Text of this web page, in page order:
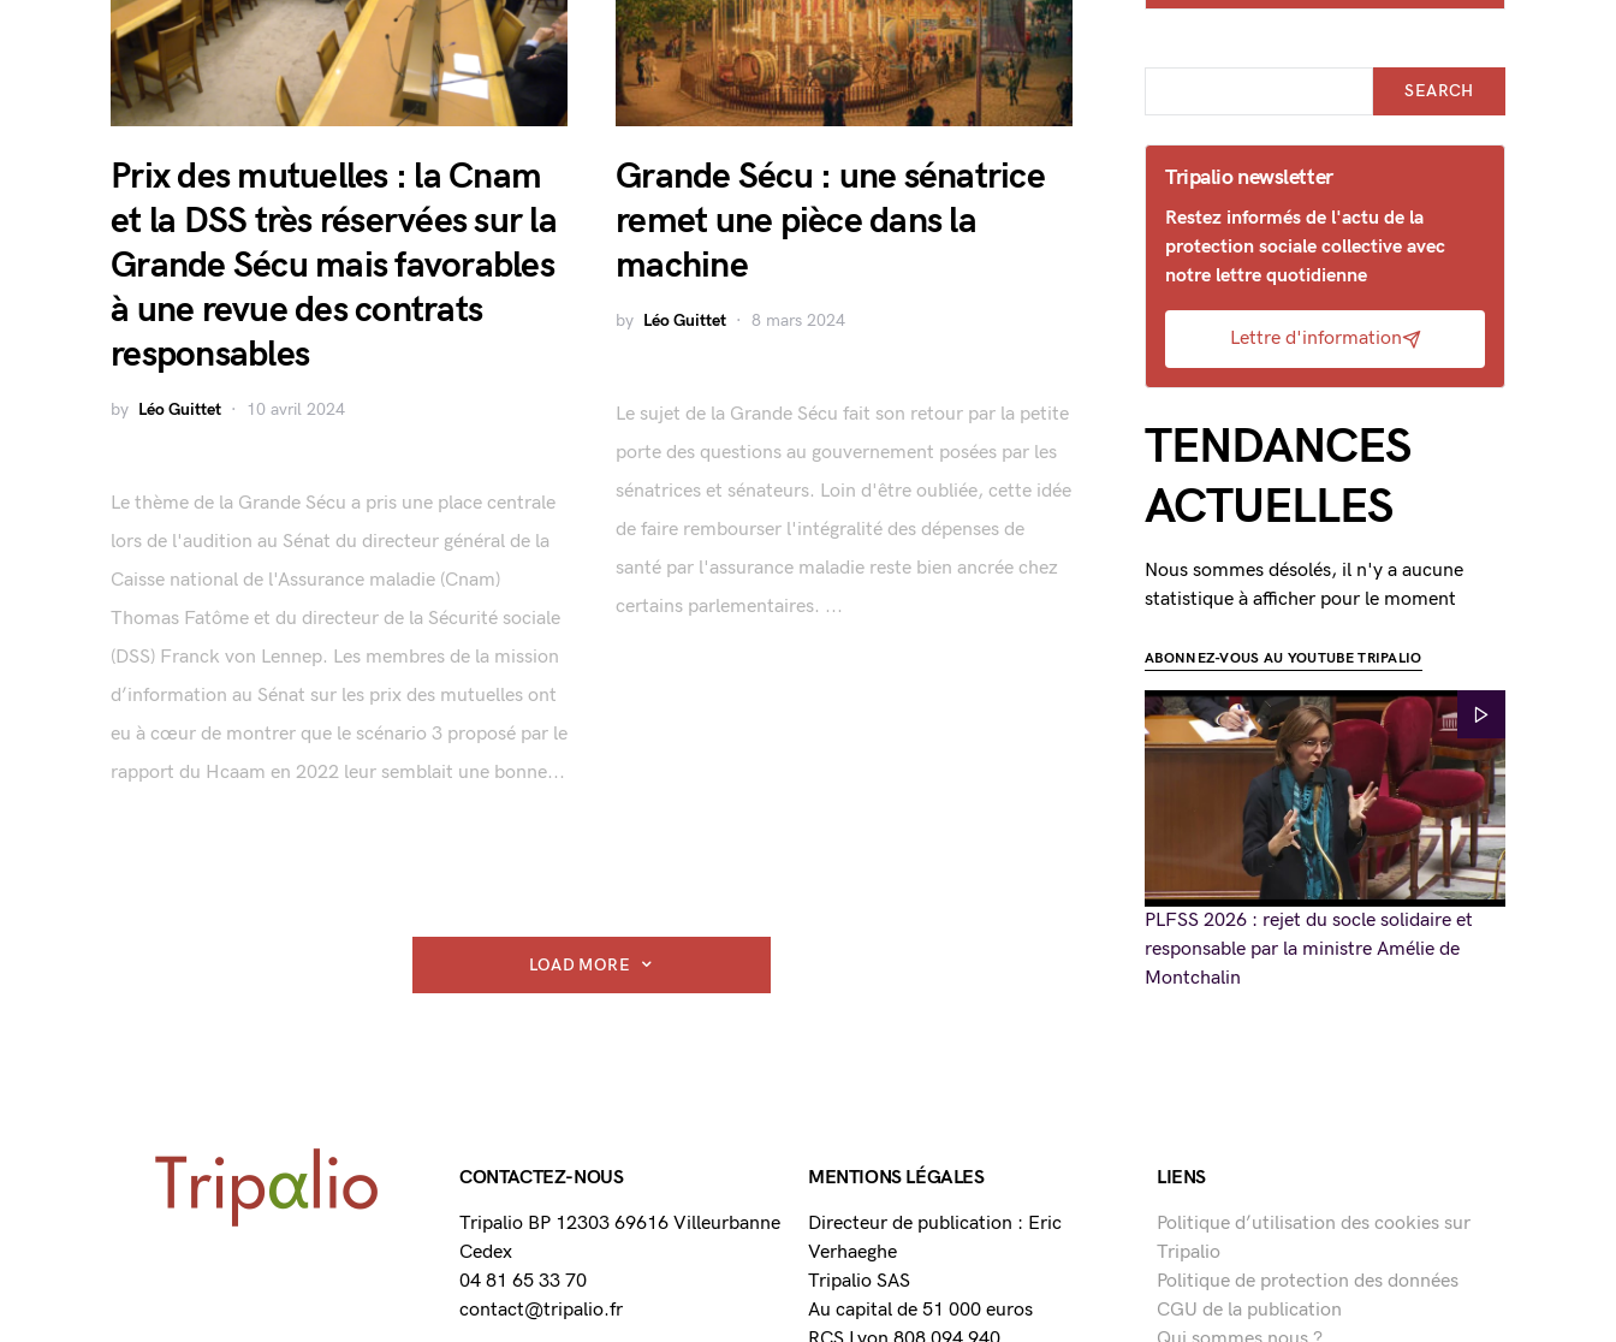
Prix des mutuelles : la Cnam
et la DSS très réservées sur la
Grande Sécu mais favorables
à une revue des contrats
responsables
by Léo Guittet 10 avril 2024
Le thème de la Grande Sécu a pris une place centrale
lors de l'audition au Sénat du directeur général de la
Caisse national de l'Assurance maladie (Cnam)
Thomas Fatôme et du directeur de la Sécurité sociale
(DSS) Franck von Lennep. Les membres de la mission
d’information au Sénat sur les prix des mutuelles ont
eu à cœur de montrer que le scénario 3 proposé par le
rapport du Hcaam en 2022 leur semblait une bonne...
Grande Sécu : une sénatrice
remet une pièce dans la
machine
by Léo Guittet 8 mars 2024
Le sujet de la Grande Sécu fait son retour par la petite
porte des questions au gouvernement posées par les
sénatrices et sénateurs. Loin d'être oubliée, cette idée
de faire rembourser l'intégralité des dépenses de
santé par l'assurance maladie reste bien ancrée chez
certains parlementaires. ...
LOAD MORE
SEARCH
Tripalio newsletter
Restez informés de l'actu de la
protection sociale collective avec
notre lettre quotidienne
Lettre d'information
TENDANCES
ACTUELLES
Nous sommes désolés, il n'y a aucune
statistique à afficher pour le moment
ABONNEZ-VOUS AU YOUTUBE TRIPALIO
PLFSS 2026 : rejet du socle solidaire et
responsable par la ministre Amélie de
Montchalin
CONTACTEZ-NOUS
Tripalio BP 12303 69616 Villeurbanne
Cedex
04 81 65 33 70
contact@tripalio.fr
MENTIONS LÉGALES
Directeur de publication : Eric
Verhaeghe
Tripalio SAS
Au capital de 51 000 euros
LIENS
Politique d’utilisation des cookies sur
Tripalio
Politique de protection des données
CGU de la publication